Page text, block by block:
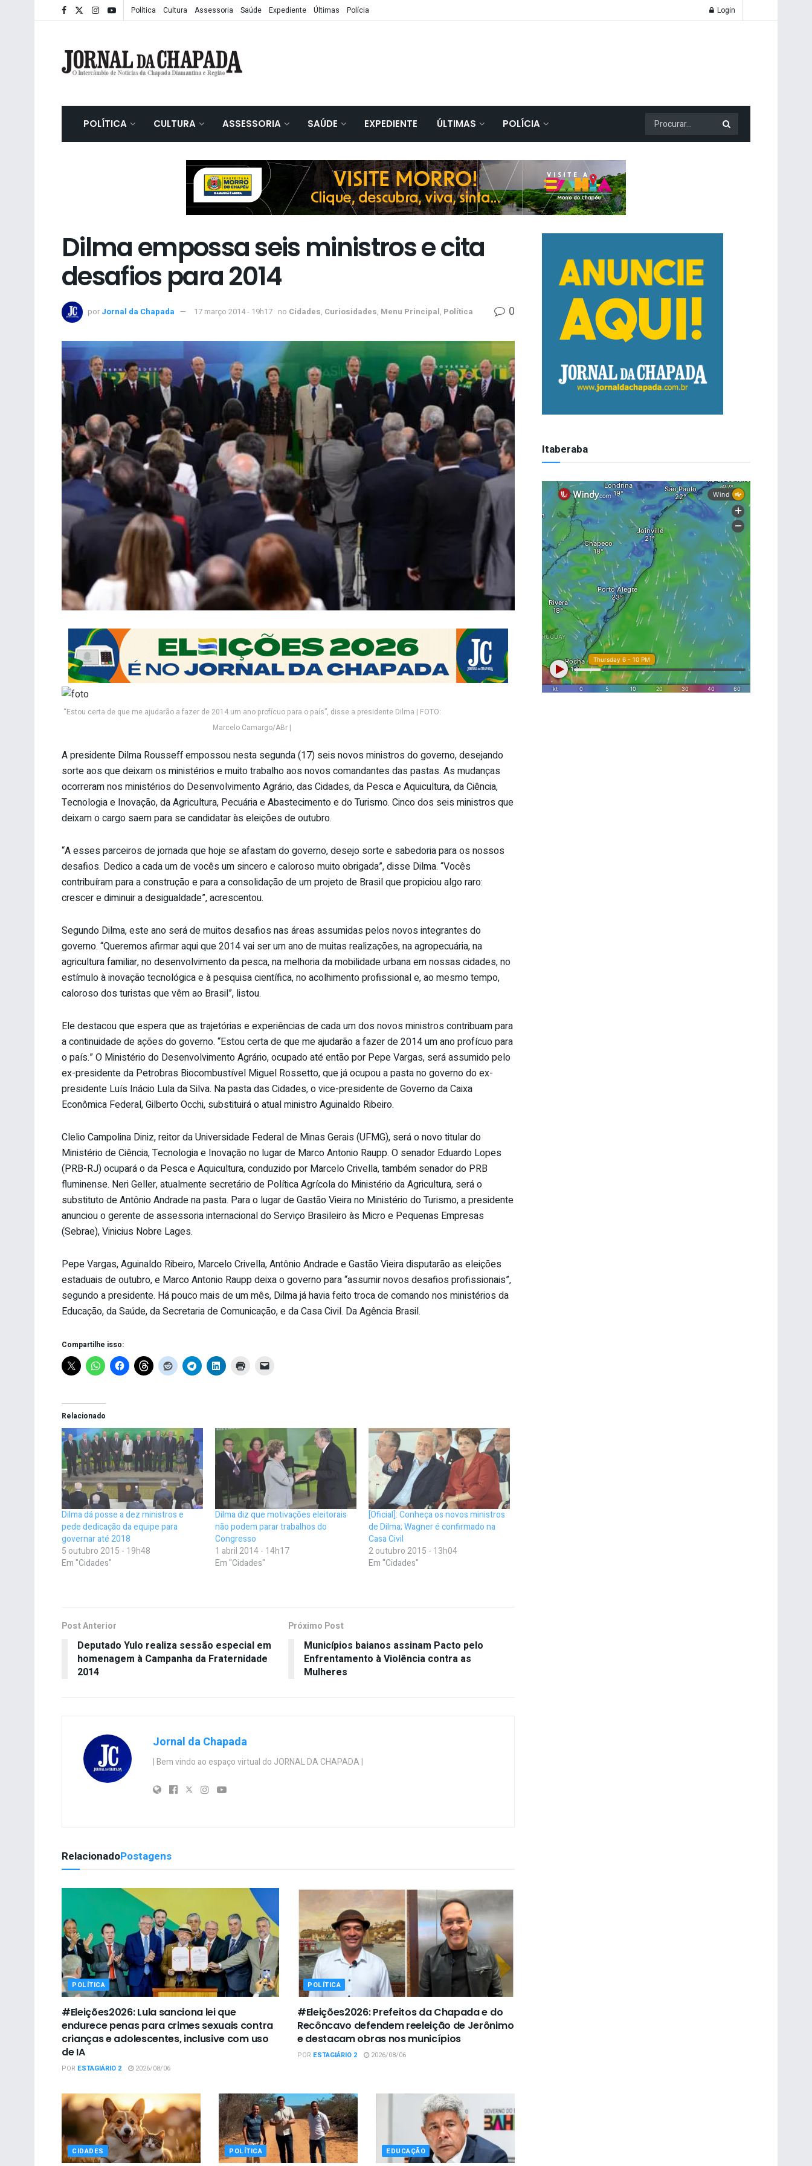
Política Cultura Assessoria Saúde Expediente Últimas Polícia Login
POLÍTICA CULTURA ASSESSORIA SAÚDE EXPEDIENTE ÚLTIMAS POLÍCIA
Dilma empossa seis ministros e cita
desafios para 2014
por Jornal da Chapada 17 março 2014 - 19h17 no Cidades, Curiosidades, Menu Principal, Política 0
“Estou certa de que me ajudarão a fazer de 2014 um ano profícuo para o país”, disse a presidente Dilma | FOTO:
Marcelo Camargo/ABr |
A presidente Dilma Rousseff empossou nesta segunda (17) seis novos ministros do governo, desejando
sorte aos que deixam os ministérios e muito trabalho aos novos comandantes das pastas. As mudanças
ocorreram nos ministérios do Desenvolvimento Agrário, das Cidades, da Pesca e Aquicultura, da Ciência,
Tecnologia e Inovação, da Agricultura, Pecuária e Abastecimento e do Turismo. Cinco dos seis ministros que
deixam o cargo saem para se candidatar às eleições de outubro.
“A esses parceiros de jornada que hoje se afastam do governo, desejo sorte e sabedoria para os nossos
desafios. Dedico a cada um de vocês um sincero e caloroso muito obrigada”, disse Dilma. “Vocês
contribuíram para a construção e para a consolidação de um projeto de Brasil que propiciou algo raro:
crescer e diminuir a desigualdade”, acrescentou.
Segundo Dilma, este ano será de muitos desafios nas áreas assumidas pelos novos integrantes do
governo. “Queremos afirmar aqui que 2014 vai ser um ano de muitas realizações, na agropecuária, na
agricultura familiar, no desenvolvimento da pesca, na melhoria da mobilidade urbana em nossas cidades, no
estímulo à inovação tecnológica e à pesquisa científica, no acolhimento profissional e, ao mesmo tempo,
caloroso dos turistas que vêm ao Brasil”, listou.
Ele destacou que espera que as trajetórias e experiências de cada um dos novos ministros contribuam para
a continuidade de ações do governo. “Estou certa de que me ajudarão a fazer de 2014 um ano profícuo para
o país.” O Ministério do Desenvolvimento Agrário, ocupado até então por Pepe Vargas, será assumido pelo
ex-presidente da Petrobras Biocombustível Miguel Rossetto, que já ocupou a pasta no governo do ex-
presidente Luís Inácio Lula da Silva. Na pasta das Cidades, o vice-presidente de Governo da Caixa
Econômica Federal, Gilberto Occhi, substituirá o atual ministro Aguinaldo Ribeiro.
Clelio Campolina Diniz, reitor da Universidade Federal de Minas Gerais (UFMG), será o novo titular do
Ministério de Ciência, Tecnologia e Inovação no lugar de Marco Antonio Raupp. O senador Eduardo Lopes
(PRB-RJ) ocupará o da Pesca e Aquicultura, conduzido por Marcelo Crivella, também senador do PRB
fluminense. Neri Geller, atualmente secretário de Política Agrícola do Ministério da Agricultura, será o
substituto de Antônio Andrade na pasta. Para o lugar de Gastão Vieira no Ministério do Turismo, a presidente
anunciou o gerente de assessoria internacional do Serviço Brasileiro às Micro e Pequenas Empresas
(Sebrae), Vinicius Nobre Lages.
Pepe Vargas, Aguinaldo Ribeiro, Marcelo Crivella, Antônio Andrade e Gastão Vieira disputarão as eleições
estaduais de outubro, e Marco Antonio Raupp deixa o governo para “assumir novos desafios profissionais”,
segundo a presidente. Há pouco mais de um mês, Dilma já havia feito troca de comando nos ministérios da
Educação, da Saúde, da Secretaria de Comunicação, e da Casa Civil. Da Agência Brasil.
Compartilhe isso:
Relacionado
Dilma dá posse a dez ministros e
pede dedicação da equipe para
governar até 2018
5 outubro 2015 - 19h48
Em "Cidades"
Dilma diz que motivações eleitorais
não podem parar trabalhos do
Congresso
1 abril 2014 - 14h17
Em "Cidades"
[Oficial]: Conheça os novos ministros
de Dilma; Wagner é confirmado na
Casa Civil
2 outubro 2015 - 13h04
Em "Cidades"
Post Anterior
Deputado Yulo realiza sessão especial em
homenagem à Campanha da Fraternidade
2014
Próximo Post
Municípios baianos assinam Pacto pelo
Enfrentamento à Violência contra as
Mulheres
Jornal da Chapada
| Bem vindo ao espaço virtual do JORNAL DA CHAPADA |
RelacionadoPostagens
POLÍTICA
#Eleições2026: Lula sanciona lei que
endurece penas para crimes sexuais contra
crianças e adolescentes, inclusive com uso
de IA
POR ESTAGIÁRIO 2 2026/08/06
POLÍTICA
#Eleições2026: Prefeitos da Chapada e do
Recôncavo defendem reeleição de Jerônimo
e destacam obras nos municípios
POR ESTAGIÁRIO 2 2026/08/06
CIDADES POLÍTICA EDUCAÇÃO
Itaberaba